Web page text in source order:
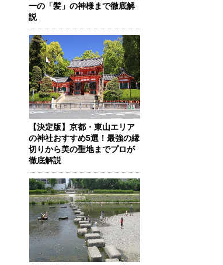
一の「髪」の神様まで徹底解
説
【決定版】京都・東山エリア
の神社おすすめ5選！最強の縁
切りから美の聖地までプロが
徹底解説